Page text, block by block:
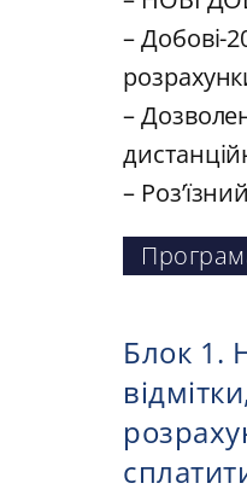
– Добові-
–
–
Блок 1.